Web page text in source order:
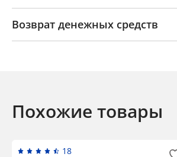
Возврат денежных средств
Похожие товары
18